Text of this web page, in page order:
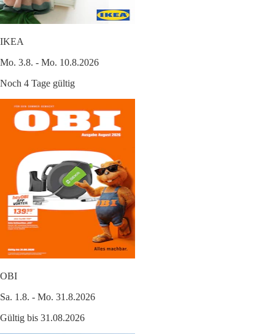
IKEA
Mo. 3.8. - Mo. 10.8.2026
Noch 4 Tage gültig
OBI
Sa. 1.8. - Mo. 31.8.2026
Gültig bis 31.08.2026